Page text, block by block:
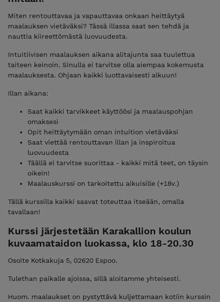
Miten rentouttavaa ja vapauttavaa onkaan heittäytyä
maalauksen vietäväksi? Tässä illassa saat sen tehdä ja
nauttia kiireettömästä luovuudesta.
Intuitiivisen maalauksen aikana alitajunta saa tuulettua
taiteen keinoin. Sinulla ei tarvitse olla aiempaa kokemusta
maalauksesta. Ohjaan kaikki luottavaisesti alkuun!
Illan aikana:
Saat kaikki tarvikkeet käyttöösi ja maalauspohjan
omaksesi
Opit heittäytymään oman intuition vietäväksi
Saat viettää rentouttavan illan ja inspiroitua
luovuudesta
Täällä ei tarvitse suorittaa - kaikki mitä teet, on täysin
oikein!
Maalauskurssi on tarkoitettu aikuisille (+18v.)
Tällä kurssilla kaikki saavat toteuttaa itseään, omalla
tavallaan!
Kurssi järjestetään Karakallion koulun
kuvaamataidon luokassa, klo 18-20.30
Osoite Kotkakuja 5, 02620 Espoo.
Tulethan paikalle ajoissa, sillä aloitamme yhteisesti.
Huom. maalaukset on pystyttävä kuljettamaan kotiin kurssin